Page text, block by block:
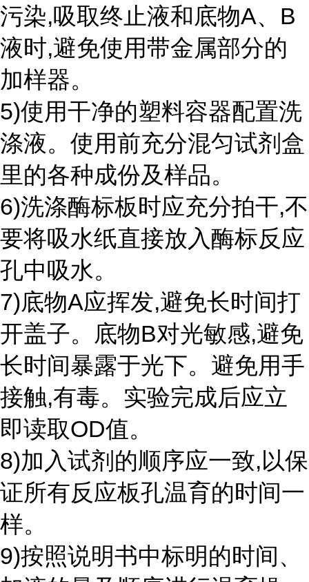
污染,吸取终止液和底物A、B
液时,避免使用带金属部分的
加样器。
5)使用干净的塑料容器配置洗
涤液。使用前充分混匀试剂盒
里的各种成份及样品。
6)洗涤酶标板时应充分拍干,不
要将吸水纸直接放入酶标反应
孔中吸水。
7)底物A应挥发,避免长时间打
开盖子。底物B对光敏感,避免
长时间暴露于光下。避免用手
接触,有毒。实验完成后应立
即读取OD值。
8)加入试剂的顺序应一致,以保
证所有反应板孔温育的时间一
样。
9)按照说明书中标明的时间、